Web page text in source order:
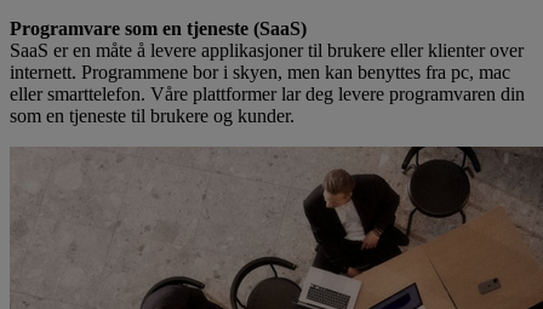
Programvare som en tjeneste (SaaS)
SaaS er en måte å levere applikasjoner til brukere eller klienter over
internett. Programmene bor i skyen, men kan benyttes fra pc, mac
eller smarttelefon. Våre plattformer lar deg levere programvaren din
som en tjeneste til brukere og kunder.